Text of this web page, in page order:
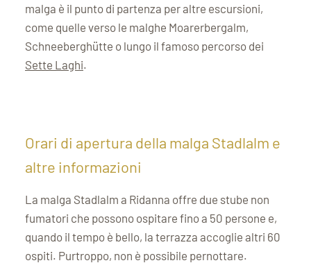
malga è il punto di partenza per altre escursioni,
come quelle verso le malghe Moarerbergalm,
Schneeberghütte o lungo il famoso percorso dei
Sette Laghi.
Orari di apertura della malga Stadlalm e
altre informazioni
La malga Stadlalm a Ridanna offre due stube non
fumatori che possono ospitare fino a 50 persone e,
quando il tempo è bello, la terrazza accoglie altri 60
ospiti. Purtroppo, non è possibile pernottare.